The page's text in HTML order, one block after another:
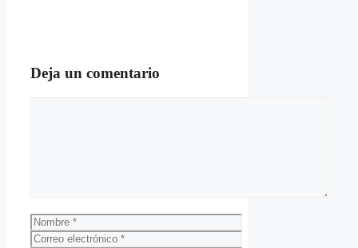
Deja un comentario
Nombre
Correo